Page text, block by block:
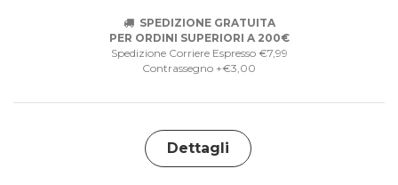
SPEDIZIONE GRATUITA
PER ORDINI SUPERIORI A 200€
Spedizione Corriere Espresso €7,99
Contrassegno +€3,00
Dettagli